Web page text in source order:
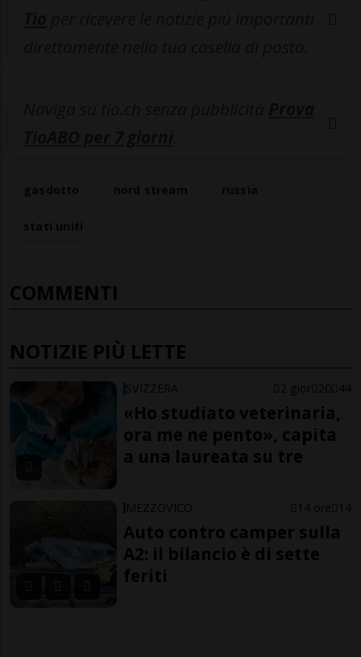
COMMENTI
NOTIZIE PIÙ LETTE
SVIZZERA 2 gior 20 44
«Ho studiato veterinaria,
ora me ne pento», capita
a una laureata su tre
MEZZOVICO 14 ore 14
Auto contro camper sulla
A2: il bilancio è di sette
feriti